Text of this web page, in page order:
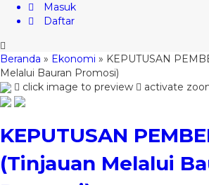
Masuk
Daftar
Beranda » Ekonomi » KEPUTUSAN
Melalui Bauran Promosi)
click image to preview
activate
KEPUTUSAN
(Tinjauan Melalui